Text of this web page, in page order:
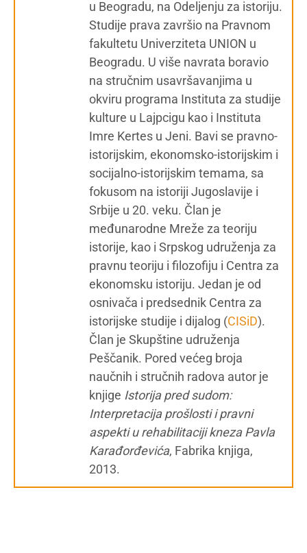
u Beogradu, na Odeljenju za istoriju.
Studije prava završio na Pravnom
fakultetu Univerziteta UNION u
Beogradu. U više navrata boravio
na stručnim usavršavanjima u
okviru programa Instituta za studije
kulture u Lajpcigu kao i Instituta
Imre Kertes u Jeni. Bavi se pravno-
istorijskim, ekonomsko-istorijskim i
socijalno-istorijskim temama, sa
fokusom na istoriji Jugoslavije i
Srbije u 20. veku. Član je
međunarodne Mreže za teoriju
istorije, kao i Srpskog udruženja za
pravnu teoriju i filozofiju i Centra za
ekonomsku istoriju. Jedan je od
osnivača i predsednik Centra za
istorijske studije i dijalog (CISiD).
Član je Skupštine udruženja
Peščanik. Pored većeg broja
naučnih i stručnih radova autor je
knjige Istorija pred sudom:
Interpretacija prošlosti i pravni
aspekti u rehabilitaciji kneza Pavla
Karađorđevića, Fabrika knjiga,
2013.